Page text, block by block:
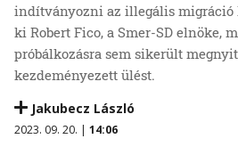
indítványozni az illegális migráció
ki Robert Fico, a Smer-SD elnöke,
próbálkozásra sem sikerült
kezdeményezett ülést.
Jakubecz László
2023. 09. 20. | 14:06